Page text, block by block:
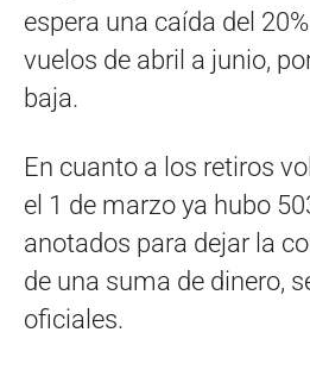
espera una caída del
vuelos de abril a junio,
baja.
En cuanto a los retiros
el 1 de marzo ya hubo
anotados para dejar la
de una suma de dinero,
oficiales.